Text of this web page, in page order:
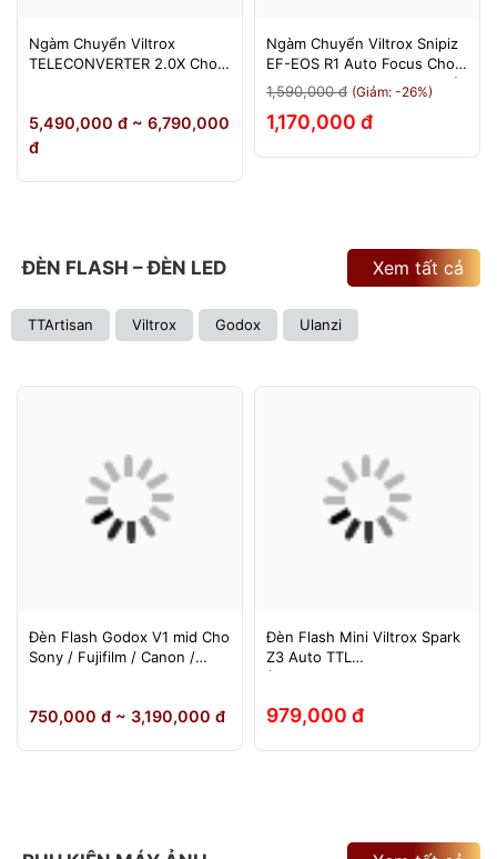
Ngàm Chuyển Viltrox
TELECONVERTER 2.0X Cho
Tháng
5,490,000 đ ~ 6,790,000
đ
Ngàm Chuyển Viltrox Snipiz
EF-EOS R1 Auto Focus Cho
Canon EOS R/RP/R5/R6 - Bảo
Hành 12 Tháng 1 Đổi 1
1,590,000 đ (Giảm: -26%)
1,170,000 đ
ĐÈN FLASH – ĐÈN LED
TTArtisan Viltrox Godox Ulanzi
Xem tất cả
Đèn Flash Godox V1 mid Cho
Sony / Fujifilm / Canon /
750,000 đ ~ 3,190,000 đ
Đèn Flash Mini Viltrox Spark
Z3 Auto TTL
(Fuji/Sony/Canon/Nikon)
979,000 đ